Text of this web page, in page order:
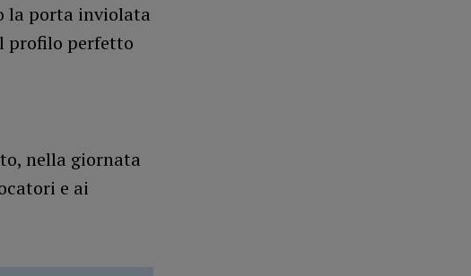
la porta inviolata
profilo perfetto
nella giornata
e ai